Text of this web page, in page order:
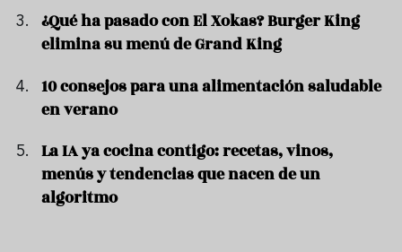
¿Qué ha pasado con El Xokas? Burger King
elimina su menú de Grand King
10 consejos para una alimentación saludable
en verano
La IA ya cocina contigo: recetas, vinos,
menús y tendencias que nacen de un
algoritmo